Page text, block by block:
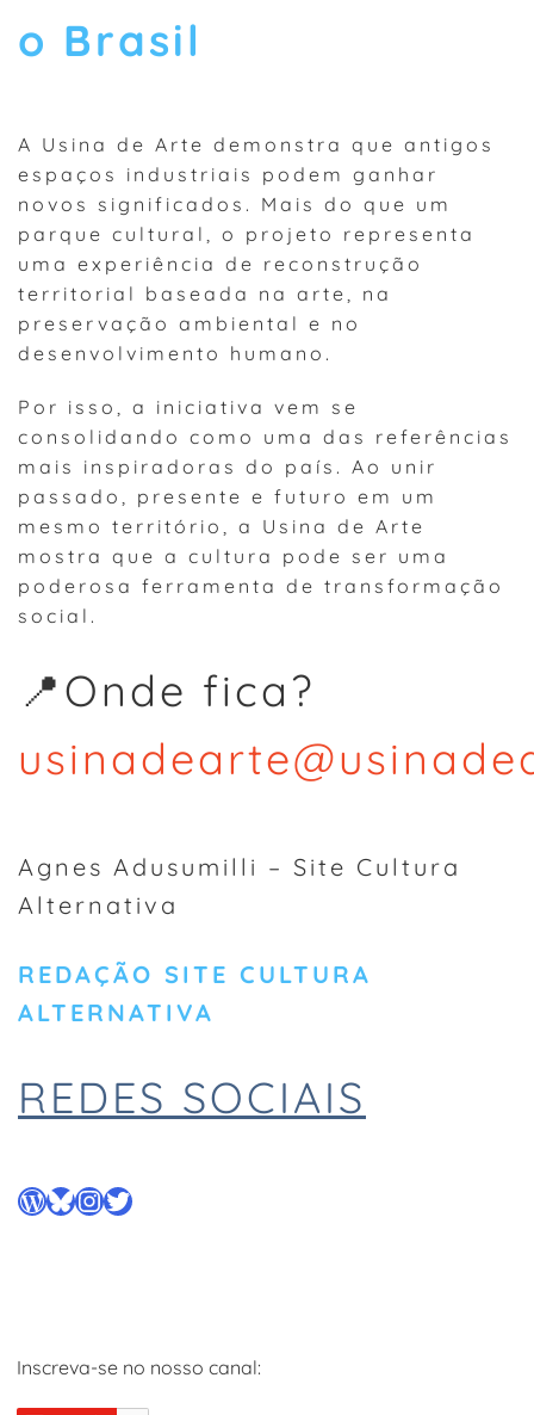
o Brasil
A Usina de Arte demonstra que antigos
espaços industriais podem ganhar
novos significados. Mais do que um
parque cultural, o projeto representa
uma experiência de reconstrução
territorial baseada na arte, na
preservação ambiental e no
desenvolvimento humano.
Por isso, a iniciativa vem se
consolidando como uma das referências
mais inspiradoras do país. Ao unir
passado, presente e futuro em um
mesmo território, a Usina de Arte
mostra que a cultura pode ser uma
poderosa ferramenta de transformação
social.
📍Onde fica?
Agnes Adusumilli – Site Cultura
Alternativa
REDAÇÃO SITE CULTURA
ALTERNATIVA
REDES SOCIAIS
WordPress
Bluesky
Instagram
Twitter
Inscreva-se no nosso canal: